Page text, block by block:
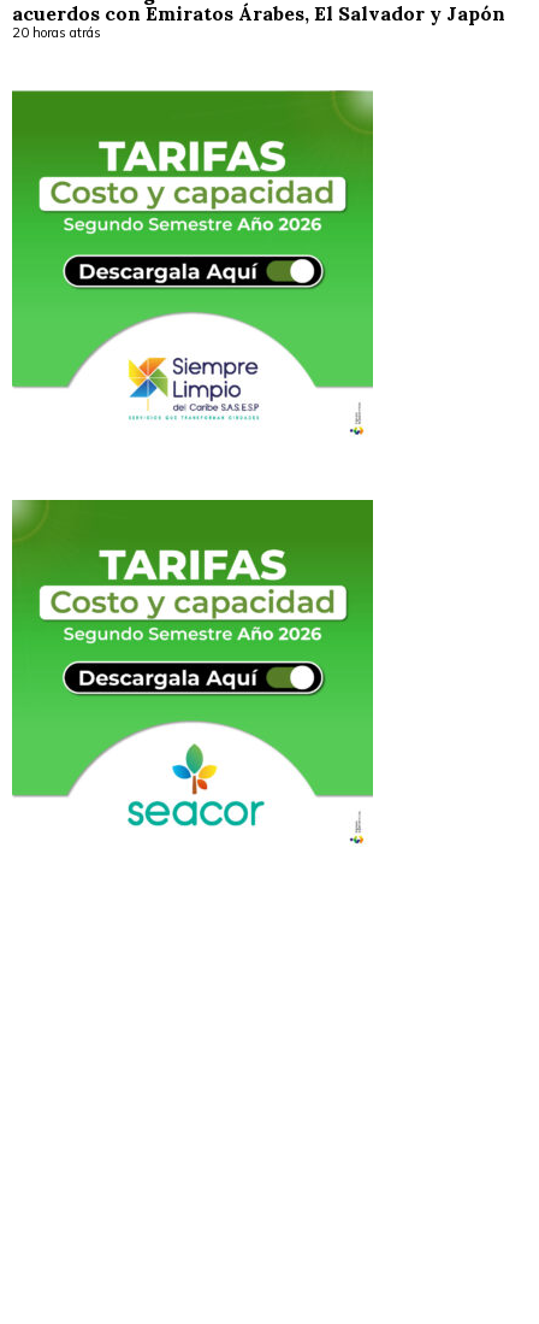
acuerdos con Emiratos Árabes, El Salvador y Japón
20 horas atrás